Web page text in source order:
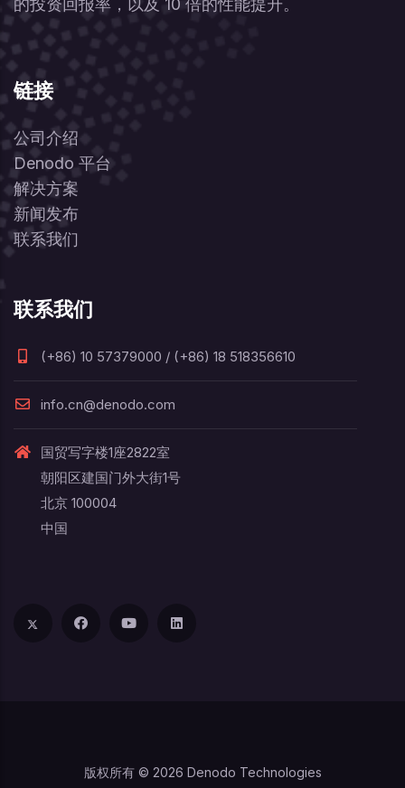
的投资回报率，以及 10 倍的性能提升。
链接
公司介绍
Denodo 平台
解决方案
新闻发布
联系我们
联系我们
(+86) 10 57379000 / (+86) 18 518356610
info.cn@denodo.com
国贸写字楼1座2822室
朝阳区建国门外大街1号
北京 100004
中国
版权所有 © 2026 Denodo Technologies